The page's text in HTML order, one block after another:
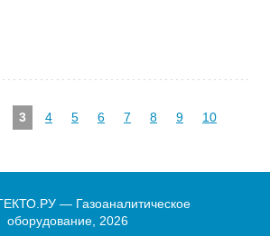
3 4 5 6 7 8 9
10
— Газоаналитическое
оборудование, 2026